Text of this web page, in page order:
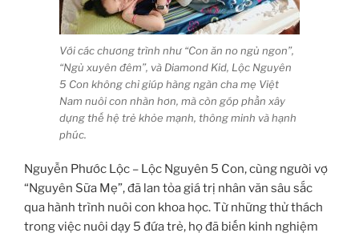
Với các chương trình như “Con ăn no ngủ ngon”,
“Ngủ xuyên đêm”, và Diamond Kid, Lộc Nguyên
5 Con không chỉ giúp hàng ngàn cha mẹ Việt
Nam nuôi con nhàn hơn, mà còn góp phần xây
dựng thế hệ trẻ khỏe mạnh, thông minh và hạnh
phúc.
Nguyễn Phước Lộc – Lộc Nguyên 5 Con, cùng người vợ
“Nguyên Sữa Mẹ”, đã lan tỏa giá trị nhân văn sâu sắc
qua hành trình nuôi con khoa học. Từ những thử thách
trong việc nuôi dạy 5 đứa trẻ, họ đã biến kinh nghiệm